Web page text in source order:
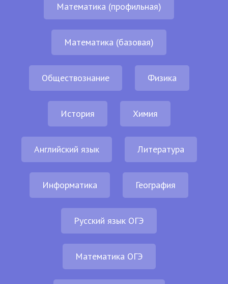
Математика (профильная)
Математика (базовая)
Обществознание Физика
История Химия
Английский язык Литература
Информатика География
Русский язык ОГЭ
Математика ОГЭ